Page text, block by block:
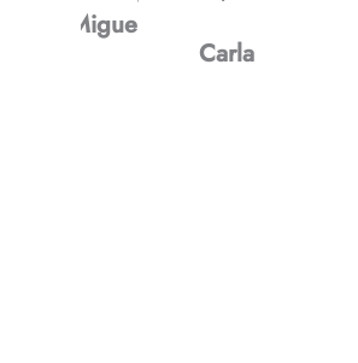
Miguel.
Carla